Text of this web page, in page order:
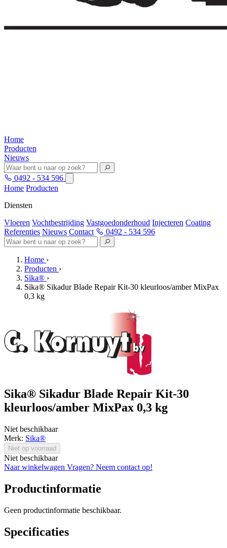
Home
Producten
Nieuws
0492 - 534 596
Home Producten
Diensten
Vloeren Vochtbestrijding Vastgoedonderhoud Injecteren Coating
Referenties Nieuws Contact 0492 - 534 596
Home ›
Producten ›
Sika® ›
Sika® Sikadur Blade Repair Kit-30 kleurloos/amber MixPax
0,3 kg
Sika® Sikadur Blade Repair Kit-30
kleurloos/amber MixPax 0,3 kg
Niet beschikbaar
Merk: Sika®
Niet op voorraad
Niet beschikbaar
Naar winkelwagen Vragen? Neem contact op!
Productinformatie
Geen productinformatie beschikbaar.
Specificaties